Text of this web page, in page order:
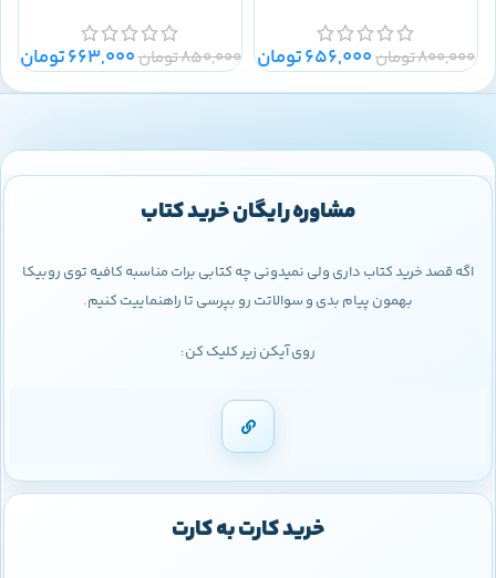
800,000تومان656,000تومان 850,000تومان663,000تومان
مشاوره رایگان خرید کتاب
اگه قصد خرید کتاب داری ولی نمیدونی چه کتابی برات مناسبه کافیه توی روبیکا
بهمون پیام بدی و سوالاتت رو بپرسی تا راهنماییت کنیم.
روی آیکن زیر کلیک کن:
خرید کارت به کارت